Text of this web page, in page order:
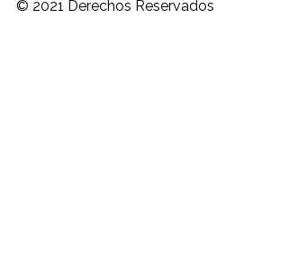
© 2021 Derechos Reservados